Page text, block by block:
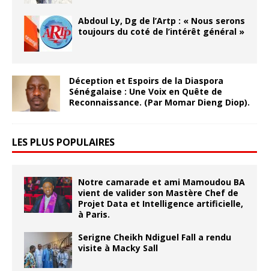
Abdoul Ly, Dg de l’Artp : « Nous serons
toujours du coté de l’intérêt général »
Déception et Espoirs de la Diaspora
Sénégalaise : Une Voix en Quête de
Reconnaissance. (Par Momar Dieng Diop).
LES PLUS POPULAIRES
Notre camarade et ami Mamoudou BA
vient de valider son Mastère Chef de
Projet Data et Intelligence artificielle,
à Paris.
Serigne Cheikh Ndiguel Fall a rendu
visite à Macky Sall